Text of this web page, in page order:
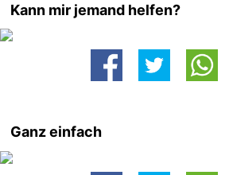
Kann mir jemand helfen?
Ganz einfach